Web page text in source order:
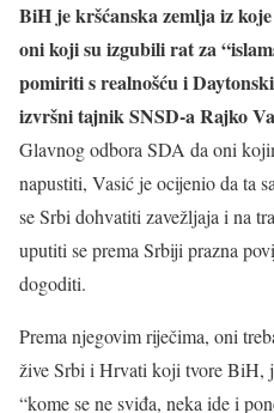
BiH je kršćanska zemlja iz
oni koji su izgubili rat za
pomiriti s realnošću i
izvršni tajnik SNSD-a Rajko
Glavnog odbora SDA da oni
napustiti, Vasić je ocijenio da ta
se Srbi dohvatiti zavežljaja i na
uputiti se prema Srbiji prazna
dogoditi.
Prema njegovim riječima, oni
žive Srbi i Hrvati koji tvore BiH,
“kome se ne sviđa, neka ide i